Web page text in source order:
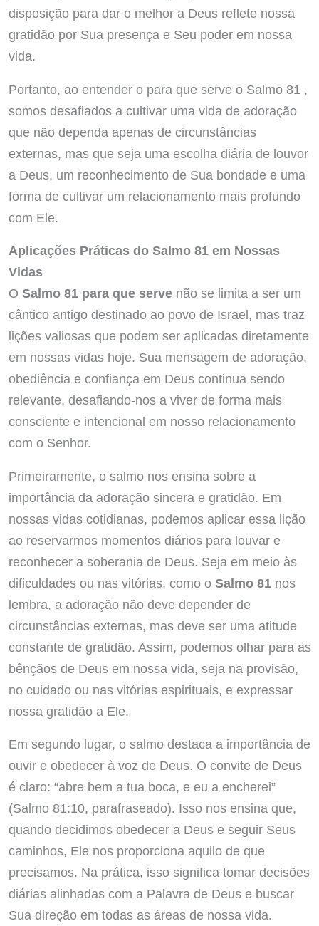
disposição para dar o melhor a Deus reflete nossa
gratidão por Sua presença e Seu poder em nossa
vida.
Portanto, ao entender o para que serve o Salmo 81 ,
somos desafiados a cultivar uma vida de adoração
que não dependa apenas de circunstâncias
externas, mas que seja uma escolha diária de louvor
a Deus, um reconhecimento de Sua bondade e uma
forma de cultivar um relacionamento mais profundo
com Ele.
Aplicações Práticas do Salmo 81 em Nossas
Vidas
O Salmo 81 para que servenão se limita a ser um
cântico antigo destinado ao povo de Israel, mas traz
lições valiosas que podem ser aplicadas diretamente
em nossas vidas hoje. Sua mensagem de adoração,
obediência e confiança em Deus continua sendo
relevante, desafiando-nos a viver de forma mais
consciente e intencional em nosso relacionamento
com o Senhor.
Primeiramente, o salmo nos ensina sobre a
importância da adoração sincera e gratidão. Em
nossas vidas cotidianas, podemos aplicar essa lição
ao reservarmos momentos diários para louvar e
reconhecer a soberania de Deus. Seja em meio às
dificuldades ou nas vitórias, como o Salmo 81nos
lembra, a adoração não deve depender de
circunstâncias externas, mas deve ser uma atitude
constante de gratidão. Assim, podemos olhar para as
bênçãos de Deus em nossa vida, seja na provisão,
no cuidado ou nas vitórias espirituais, e expressar
nossa gratidão a Ele.
Em segundo lugar, o salmo destaca a importância de
ouvir e obedecer à voz de Deus. O convite de Deus
é claro: “abre bem a tua boca, e eu a encherei”
(Salmo 81:10, parafraseado). Isso nos ensina que,
quando decidimos obedecer a Deus e seguir Seus
caminhos, Ele nos proporciona aquilo de que
precisamos. Na prática, isso significa tomar decisões
diárias alinhadas com a Palavra de Deus e buscar
Sua direção em todas as áreas de nossa vida.